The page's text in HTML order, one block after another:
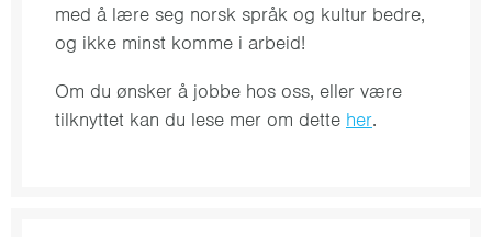
med å lære seg norsk språk og kultur bedre,
og ikke minst komme i arbeid!
Om du ønsker å jobbe hos oss, eller være
tilknyttet kan du lese mer om dette her.